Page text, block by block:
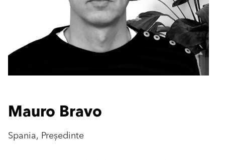
Mauro Bravo
Spania, Președinte